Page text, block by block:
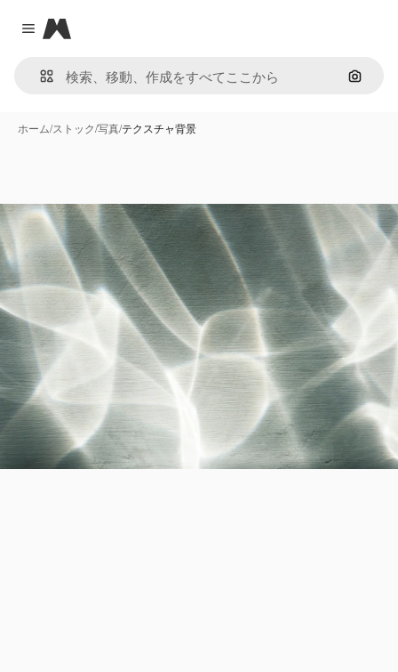
Close menu
Magnific
画像で
ホーム/ストック/写真/テクスチャ背景